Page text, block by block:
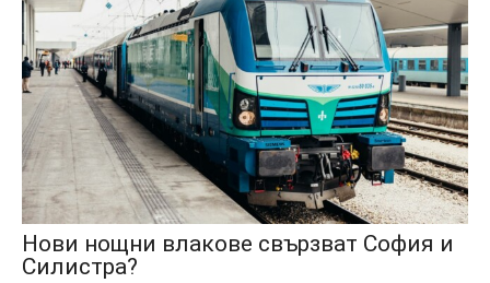
Нови нощни влакове свързват София и
Силистра?